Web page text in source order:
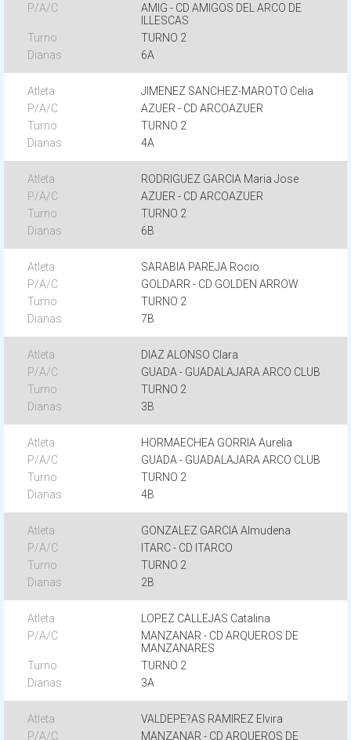
AMIG - CD AMIGOS DEL ARCO DE
ILLESCAS
TURNO 2
6A
JIMENEZ SANCHEZ-MAROTO Celia
AZUER - CD ARCOAZUER
TURNO 2
4A
RODRIGUEZ GARCIA Maria Jose
AZUER - CD ARCOAZUER
TURNO 2
6B
SARABIA PAREJA Rocio
GOLDARR - CD GOLDEN ARROW
TURNO 2
7B
DIAZ ALONSO Clara
GUADA - GUADALAJARA ARCO CLUB
TURNO 2
3B
HORMAECHEA GORRIA Aurelia
GUADA - GUADALAJARA ARCO CLUB
TURNO 2
4B
GONZALEZ GARCIA Almudena
ITARC - CD ITARCO
TURNO 2
2B
LOPEZ CALLEJAS Catalina
MANZANAR - CD ARQUEROS DE
MANZANARES
TURNO 2
3A
VALDEPE?AS RAMIREZ Elvira
MANZANAR - CD ARQUEROS DE